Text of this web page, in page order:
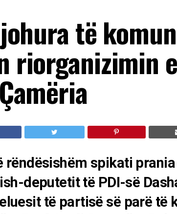
të
riorganizimin
rëndësishëm spikati
deputetit të PDI-së
të partisë së parë të